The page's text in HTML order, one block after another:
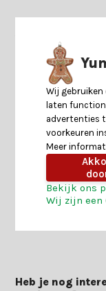
Beantwoord
we vinden jouw
Specificaties
Reviews
Heb je nog
Wij
laten
advertenties
voorkeuren
Meer
Bekijk ons
Wij zijn een